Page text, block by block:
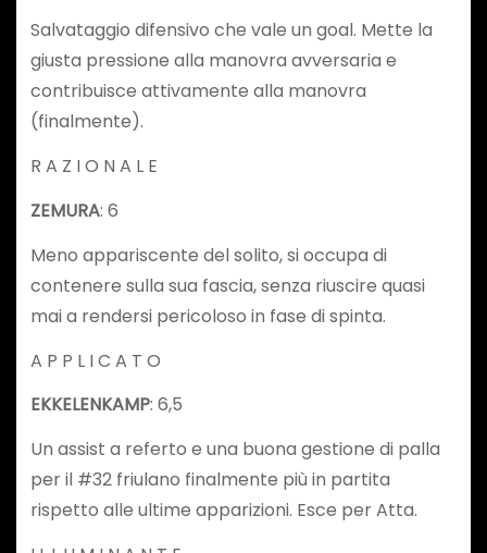
Salvataggio difensivo che vale un goal. Mette la
giusta pressione alla manovra avversaria e
contribuisce attivamente alla manovra
(finalmente).
R A Z I O N A L E
ZEMURA: 6
Meno appariscente del solito, si occupa di
contenere sulla sua fascia, senza riuscire quasi
mai a rendersi pericoloso in fase di spinta.
A P P L I C A T O
EKKELENKAMP: 6,5
Un assist a referto e una buona gestione di palla
per il #32 friulano finalmente più in partita
rispetto alle ultime apparizioni. Esce per Atta.